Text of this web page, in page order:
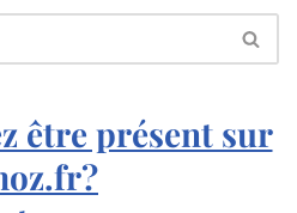
être présent sur